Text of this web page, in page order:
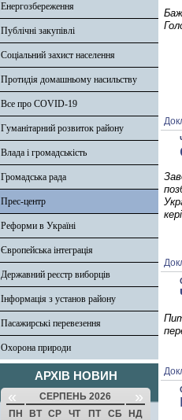
Енергозбереження
Публічні закупівлі
Соціальний захист населення
Протидія домашньому насильству
Все про COVID-19
Гуманітарний розвиток району
Влада і громадськість
Громадська рада
Прес-центр
Реформи в Україні
Європейська інтеграція
Державний реєстр виборців
Інформація з установ району
Пасажирські перевезення
Охорона природи
АРХІВ НОВИН
« СЕРПЕНЬ 2026 »
ПН ВТ СР ЧТ ПТ СБ
НД